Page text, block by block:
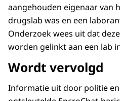
aangehouden eigenaar van
drugslab was en een
Onderzoek wees uit dat
worden gelinkt aan een lab
Wordt vervolgd
Informatie uit door politie